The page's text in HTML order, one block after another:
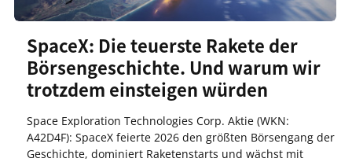
SpaceX: Die teuerste Rakete der
Börsengeschichte. Und warum wir
trotzdem einsteigen würden
Space Exploration Technologies Corp. Aktie (WKN:
A42D4F): SpaceX feierte 2026 den größten Börsengang der
Geschichte, dominiert Raketenstarts und wächst mit